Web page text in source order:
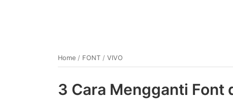
Home / FONT / VIVO
3 Cara Mengganti Font